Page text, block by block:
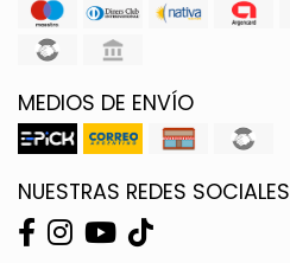
MEDIOS DE ENVÍO
NUESTRAS REDES SOCIALES